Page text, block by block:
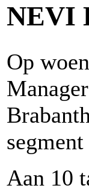
NEVI
Op
Aan 10